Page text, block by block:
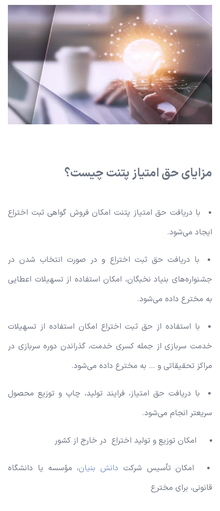
مزایای حق امتیاز پتنت چیست؟
با دریافت حق امتیاز پتنت امکان فروش گواهی ثبت اختراع
ایجاد می‌شود.
با دریافت حق ثبت اختراع و در صورت انتخاب شدن در
جشنواره‌های بنیاد نخبگان، امکان استفاده از تسهیلات اعطایی
به مخترع داده می‌شود.
با استفاده از حق ثبت اختراع امکان استفاده از تسهیلات
خدمت سربازی از جمله کسری خدمت، گذراندن دوره سربازی در
مراکز تحقیقاتی و … به مخترع داده می‌شود.
با دریافت حق امتیاز، فرایند تولید، چاپ و توزیع محصول
سریعتر انجام می‌شود.
امکان توزیع و تولید اختراع در خارج از کشور
امکان تأسیس شرکت دانش بنیان، مؤسسه یا دانشگاه
قانونی، برای مخترع